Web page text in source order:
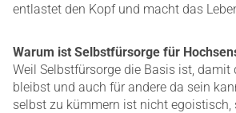
entlastet den Kopf und macht das
Warum ist Selbstfürsorge für
Weil Selbstfürsorge die Basis ist,
bleibst und auch für andere da sein
selbst zu kümmern ist nicht egoistisch,